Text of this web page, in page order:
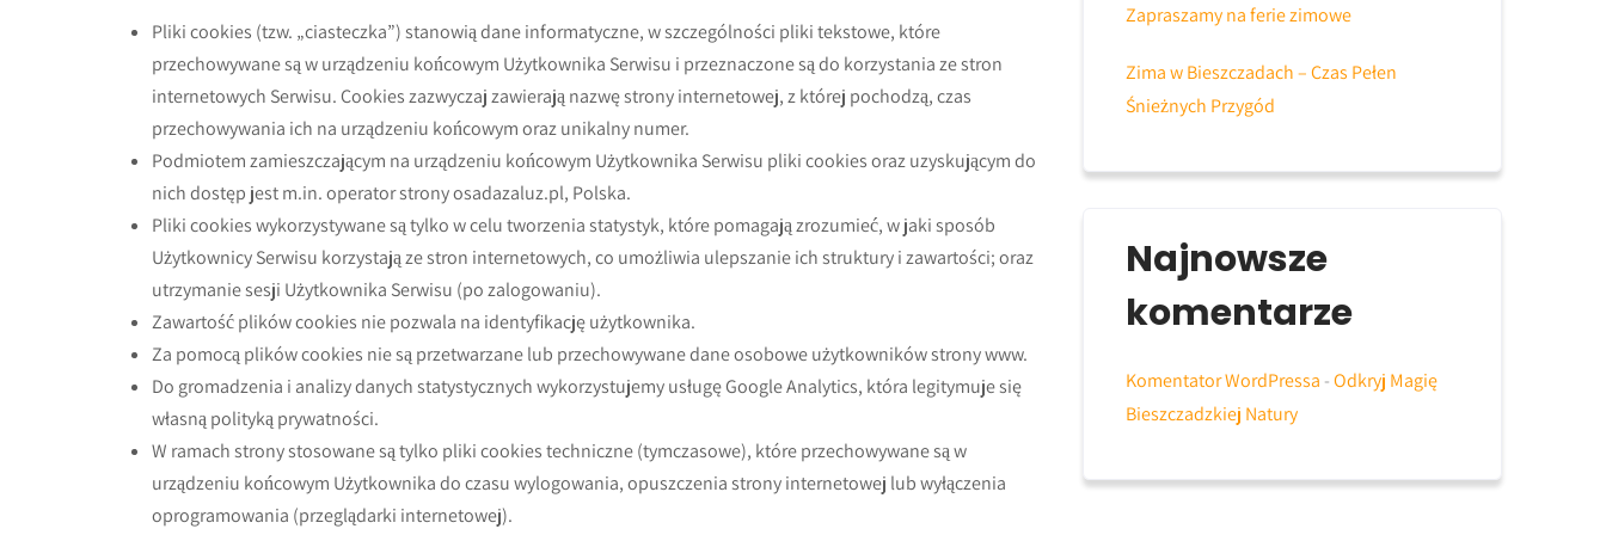
Pliki cookies (tzw. „ciasteczka”) stanowią dane informatyczne, w szczególności pliki tekstowe, które
przechowywane są w urządzeniu końcowym Użytkownika Serwisu i przeznaczone są do korzystania ze stron
internetowych Serwisu. Cookies zazwyczaj zawierają nazwę strony internetowej, z której pochodzą, czas
przechowywania ich na urządzeniu końcowym oraz unikalny numer.
Podmiotem zamieszczającym na urządzeniu końcowym Użytkownika Serwisu pliki cookies oraz uzyskującym do
nich dostęp jest m.in. operator strony osadazaluz.pl, Polska.
Pliki cookies wykorzystywane są tylko w celu tworzenia statystyk, które pomagają zrozumieć, w jaki sposób
Użytkownicy Serwisu korzystają ze stron internetowych, co umożliwia ulepszanie ich struktury i zawartości; oraz
utrzymanie sesji Użytkownika Serwisu (po zalogowaniu).
Zawartość plików cookies nie pozwala na identyfikację użytkownika.
Za pomocą plików cookies nie są przetwarzane lub przechowywane dane osobowe użytkowników strony www.
Do gromadzenia i analizy danych statystycznych wykorzystujemy usługę Google Analytics, która legitymuje się
własną polityką prywatności.
W ramach strony stosowane są tylko pliki cookies techniczne (tymczasowe), które przechowywane są w
urządzeniu końcowym Użytkownika do czasu wylogowania, opuszczenia strony internetowej lub wyłączenia
oprogramowania (przeglądarki internetowej).
Zapraszamy na ferie zimowe
Zima w Bieszczadach – Czas Pełen
Śnieżnych Przygód
Najnowsze
komentarze
Komentator WordPressa -Odkryj Magię
Bieszczadzkiej Natury